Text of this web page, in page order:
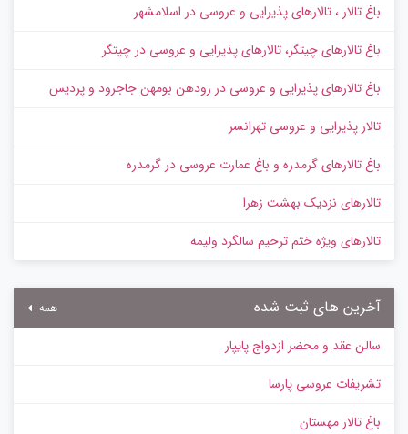
باغ تالار ، تالارهای پذیرایی و عروسی در اسلامشهر
باغ تالارهای چیتگر، تالارهای پذیرایی و عروسی در چیتگر
باغ تالارهای پذیرایی و عروسی در رودهن بومهن جاجرود و پردیس
تالار پذیرایی و عروسی تهرانسر
باغ تالارهای گرمدره و باغ عمارت عروسی در گرمدره
تالارهای نزدیک بهشت زهرا
تالارهای ویژه ختم ترحیم سالگرد ولیمه
آخرین های ثبت شده همه
سالن عقد و محضر ازدواج پایپار
تشریفات عروسی پارسا
باغ تالار مهستان